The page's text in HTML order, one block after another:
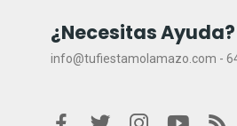
¿Necesitas Ayuda?
info@tufiestamolamazo.com -